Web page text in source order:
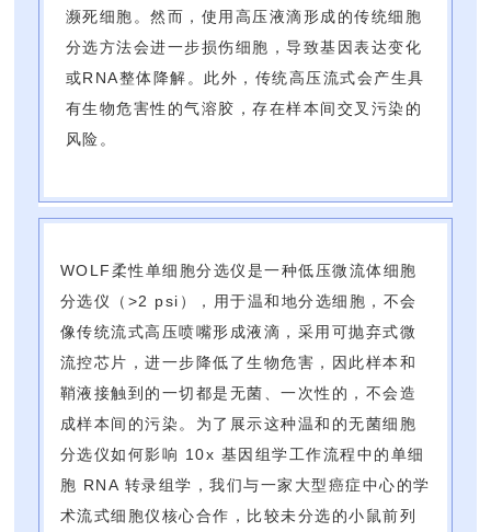
濒死细胞。然而，使用高压液滴形成的传统细胞
分选方法会进一步损伤细胞，导致基因表达变化
或RNA整体降解。此外，传统高压流式会产生具
有生物危害性的气溶胶，存在样本间交叉污染的
风险。
WOLF柔性单细胞分选仪是一种低压微流体细胞
分选仪（>2 psi），用于温和地分选细胞，不会
像传统流式高压喷嘴形成液滴，采用可抛弃式微
流控芯片，进一步降低了生物危害，因此样本和
鞘液接触到的一切都是无菌、一次性的，不会造
成样本间的污染。为了展示这种温和的无菌细胞
分选仪如何影响 10x 基因组学工作流程中的单细
胞 RNA 转录组学，我们与一家大型癌症中心的学
术流式细胞仪核心合作，比较未分选的小鼠前列